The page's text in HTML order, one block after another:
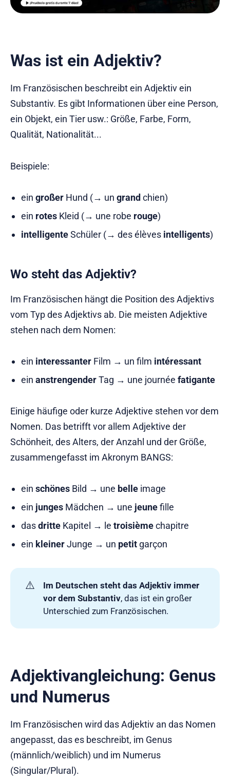
Was ist ein Adjektiv?
Im Französischen beschreibt ein Adjektiv ein
Substantiv. Es gibt Informationen über eine Person,
ein Objekt, ein Tier usw.: Größe, Farbe, Form,
Qualität, Nationalität...
Beispiele:
ein großerHund (→ un grand chien)
ein rotesKleid (→ une robe rouge)
intelligenteSchüler (→ des élèves intelligents)
Wo steht das Adjektiv?
Im Französischen hängt die Position des Adjektivs
vom Typ des Adjektivs ab. Die meisten Adjektive
stehen nach dem Nomen:
ein interessanterFilm → un film intéressant
ein anstrengenderTag → une journée fatigante
Einige häufige oder kurze Adjektive stehen vor dem
Nomen. Das betrifft vor allem Adjektive der
Schönheit, des Alters, der Anzahl und der Größe,
zusammengefasst im Akronym BANGS:
ein schönesBild → une belleimage
ein jungesMädchen → une jeunefille
dasdritteKapitel → le troisièmechapitre
ein kleinerJunge → un petitgarçon
⚠️
Im Deutschen steht das Adjektiv immer
vor dem Substantiv, das ist ein großer
Unterschied zum Französischen.
Adjektivangleichung: Genus
und Numerus
Im Französischen wird das Adjektiv an das Nomen
angepasst, das es beschreibt, im Genus
(männlich/weiblich) und im Numerus
(Singular/Plural).